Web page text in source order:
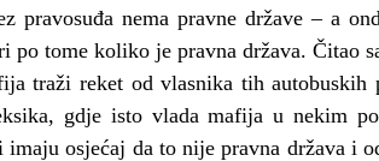
pravosuđa nema pravne države – a
po tome koliko je pravna država. Čitao
traži reket od vlasnika tih autobuskih
gdje isto vlada mafija u nekim
osjećaj da to nije pravna država i